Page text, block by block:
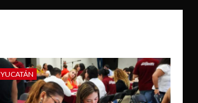
YUCATÁN